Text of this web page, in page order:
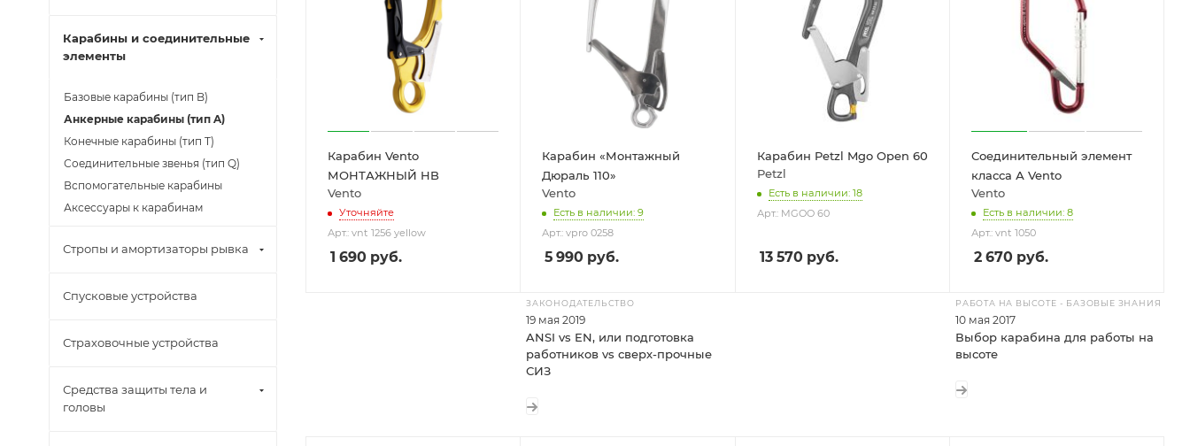
Карабин Vento
МОНТАЖНЫЙ HB
Vento
Уточняйте
Арт.: vnt 1256 yellow
1 690 руб.
Карабин «Монтажный
Дюраль 110»
Vento
Есть в наличии: 9
Арт.: vpro 0258
5 990 руб.
Карабин Petzl Mgo Open 60
Petzl
Есть в наличии: 18
Арт.: MGOO 60
13 570 руб.
Соединительный элемент
класса А Vento
Vento
Есть в наличии: 8
Арт.: vnt 1050
2 670 руб.
ЗАКОНОДАТЕЛЬСТВО
19 мая 2019
ANSI vs EN, или подготовка
работников vs сверх-прочные
СИЗ
РАБОТА НА ВЫСОТЕ - БАЗОВЫЕ ЗНАНИЯ
10 мая 2017
Выбор карабина для работы на
высоте
Карабины и соединительные
элементы
Базовые карабины (тип B)
Анкерные карабины (тип A)
Конечные карабины (тип T)
Соединительные звенья (тип Q)
Вспомогательные карабины
Аксессуары к карабинам
Стропы и амортизаторы рывка
Спусковые устройства
Страховочные устройства
Средства защиты тела и
головы